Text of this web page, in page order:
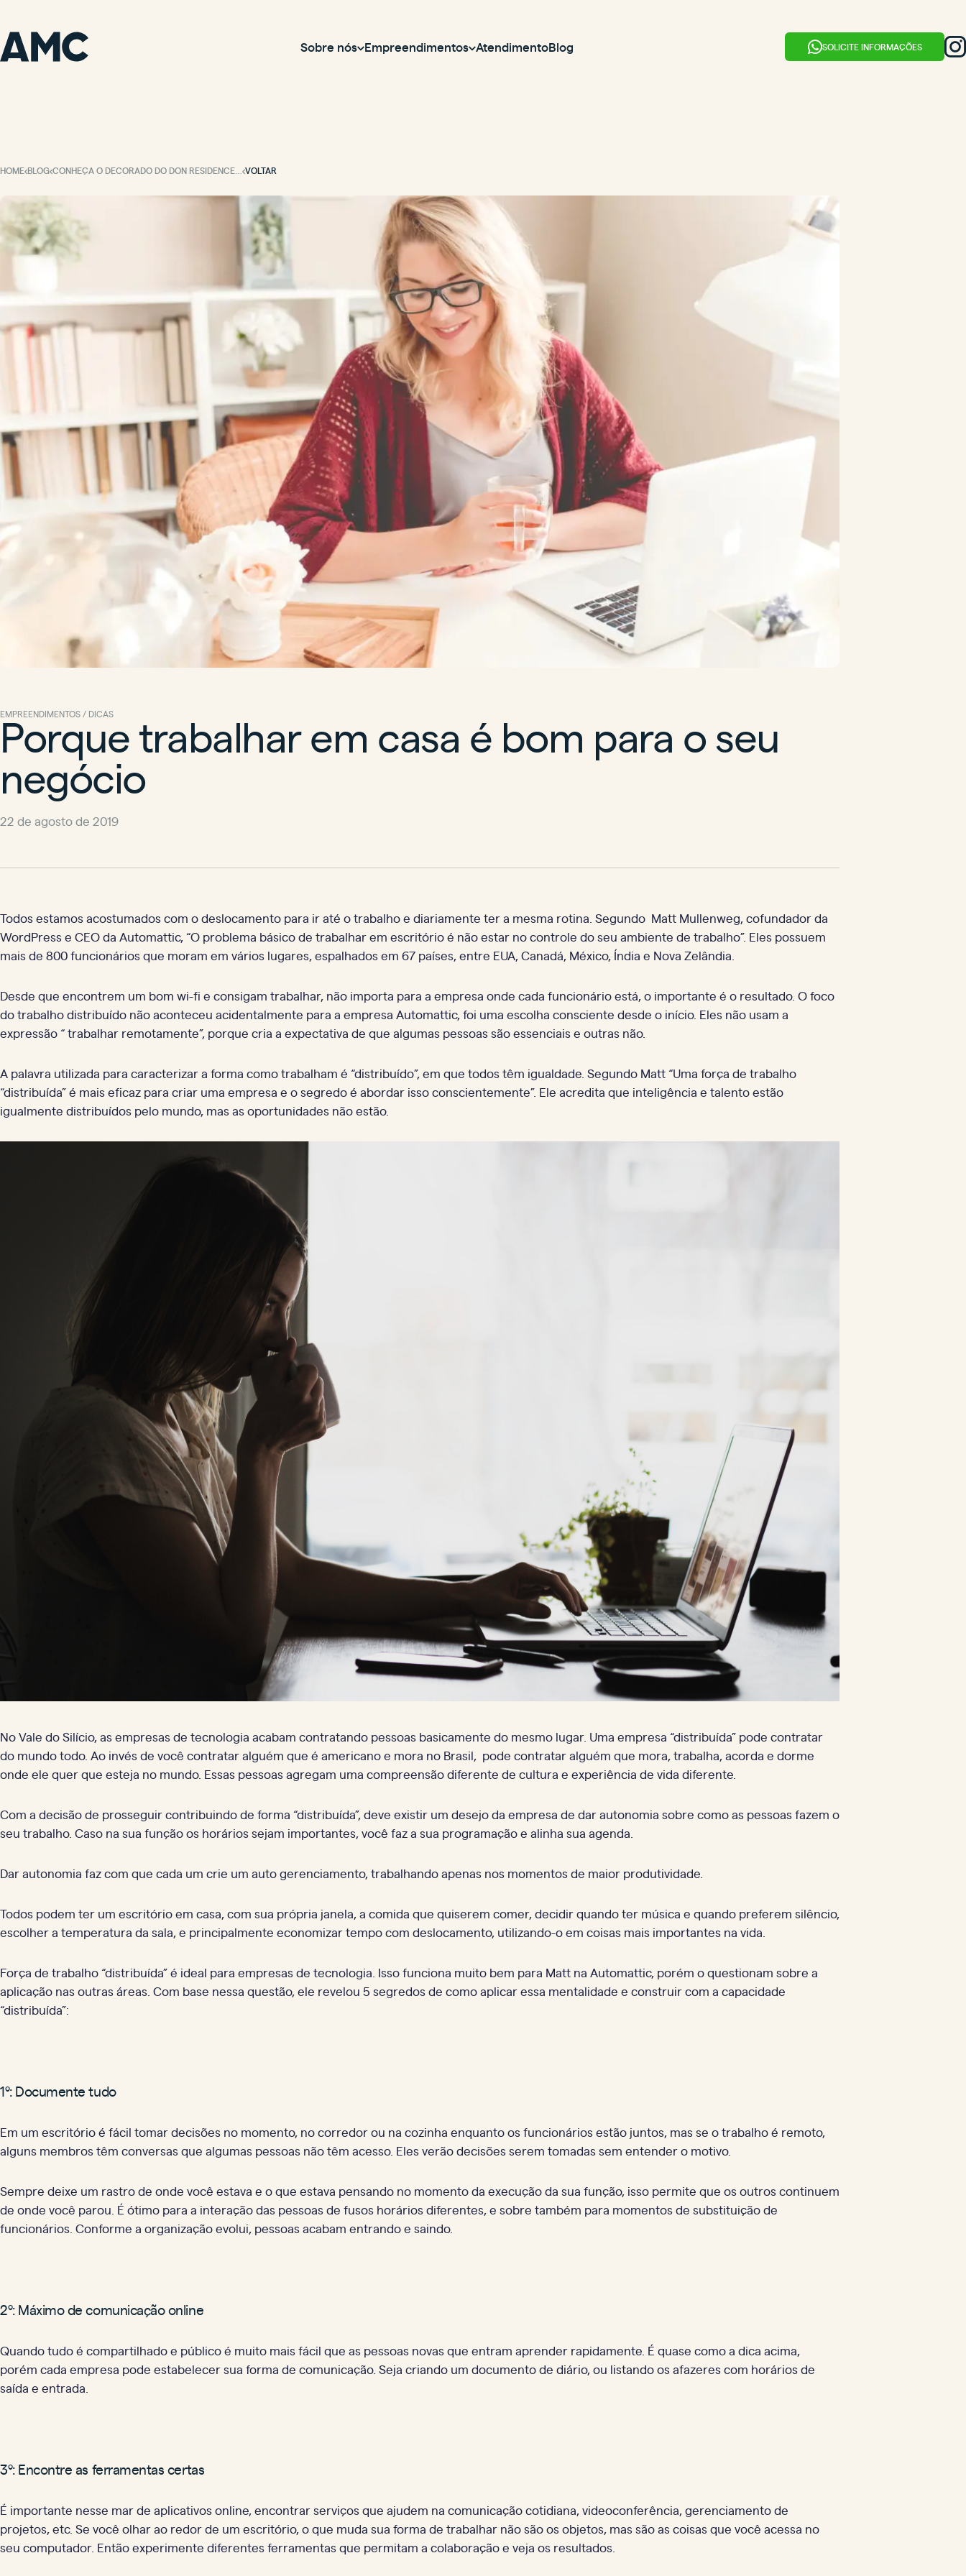
Sobre nós Empreendimentos AtendimentoBlog SOLICITE INFORMAÇÕES
HOME BLOG CONHEÇA O DECORADO DO DON RESIDENCE! O APARTAMENTO DE 3 SUÍTES DOS SEUS SONHOS. VOLTAR
Porque trabalhar em casa é bom para o seu
negócio
EMPREENDIMENTOS / DICAS
22 de agosto de 2019
Todos estamos acostumados com o deslocamento para ir até o trabalho e diariamente ter a mesma rotina. Segundo Matt Mullenweg, cofundador da
WordPress e CEO da Automattic, “O problema básico de trabalhar em escritório é não estar no controle do seu ambiente de trabalho”. Eles possuem
mais de 800 funcionários que moram em vários lugares, espalhados em 67 países, entre EUA, Canadá, México, Índia e Nova Zelândia.
Desde que encontrem um bom wi-fi e consigam trabalhar, não importa para a empresa onde cada funcionário está, o importante é o resultado. O foco
do trabalho distribuído não aconteceu acidentalmente para a empresa Automattic, foi uma escolha consciente desde o início. Eles não usam a
expressão “ trabalhar remotamente”, porque cria a expectativa de que algumas pessoas são essenciais e outras não.
A palavra utilizada para caracterizar a forma como trabalham é “distribuído”, em que todos têm igualdade. Segundo Matt “Uma força de trabalho
“distribuída” é mais eficaz para criar uma empresa e o segredo é abordar isso conscientemente”. Ele acredita que inteligência e talento estão
igualmente distribuídos pelo mundo, mas as oportunidades não estão.
No Vale do Silício, as empresas de tecnologia acabam contratando pessoas basicamente do mesmo lugar. Uma empresa “distribuída” pode contratar
do mundo todo. Ao invés de você contratar alguém que é americano e mora no Brasil, pode contratar alguém que mora, trabalha, acorda e dorme
onde ele quer que esteja no mundo. Essas pessoas agregam uma compreensão diferente de cultura e experiência de vida diferente.
Com a decisão de prosseguir contribuindo de forma “distribuída”, deve existir um desejo da empresa de dar autonomia sobre como as pessoas fazem o
seu trabalho. Caso na sua função os horários sejam importantes, você faz a sua programação e alinha sua agenda.
Dar autonomia faz com que cada um crie um auto gerenciamento, trabalhando apenas nos momentos de maior produtividade.
Todos podem ter um escritório em casa, com sua própria janela, a comida que quiserem comer, decidir quando ter música e quando preferem silêncio,
escolher a temperatura da sala, e principalmente economizar tempo com deslocamento, utilizando-o em coisas mais importantes na vida.
Força de trabalho “distribuída” é ideal para empresas de tecnologia. Isso funciona muito bem para Matt na Automattic, porém o questionam sobre a
aplicação nas outras áreas. Com base nessa questão, ele revelou 5 segredos de como aplicar essa mentalidade e construir com a capacidade
“distribuída”:
1º: Documente tudo
Em um escritório é fácil tomar decisões no momento, no corredor ou na cozinha enquanto os funcionários estão juntos, mas se o trabalho é remoto,
alguns membros têm conversas que algumas pessoas não têm acesso. Eles verão decisões serem tomadas sem entender o motivo.
Sempre deixe um rastro de onde você estava e o que estava pensando no momento da execução da sua função, isso permite que os outros continuem
de onde você parou. É ótimo para a interação das pessoas de fusos horários diferentes, e sobre também para momentos de substituição de
funcionários. Conforme a organização evolui, pessoas acabam entrando e saindo.
2º: Máximo de comunicação online
Quando tudo é compartilhado e público é muito mais fácil que as pessoas novas que entram aprender rapidamente. É quase como a dica acima,
porém cada empresa pode estabelecer sua forma de comunicação. Seja criando um documento de diário, ou listando os afazeres com horários de
saída e entrada.
3º: Encontre as ferramentas certas
É importante nesse mar de aplicativos online, encontrar serviços que ajudem na comunicação cotidiana, videoconferência, gerenciamento de
projetos, etc. Se você olhar ao redor de um escritório, o que muda sua forma de trabalhar não são os objetos, mas são as coisas que você acessa no
seu computador. Então experimente diferentes ferramentas que permitam a colaboração e veja os resultados.